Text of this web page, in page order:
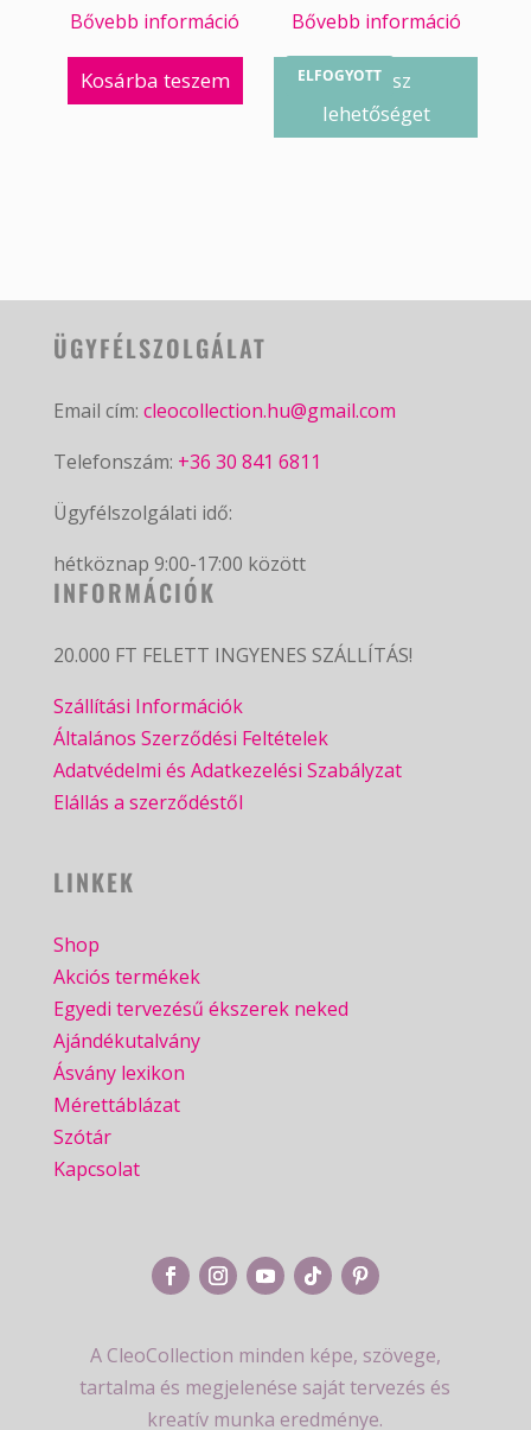
Bővebb információ
Kosárba teszem ELFOGYOTT
Bővebb információ
Válassz
lehetőséget
ÜGYFÉLSZOLGÁLAT
Email cím: cleocollection.hu@gmail.com
Telefonszám: +36 30 841 6811
Ügyfélszolgálati idő:
hétköznap 9:00-17:00 között
INFORMÁCIÓK
20.000 FT FELETT INGYENES SZÁLLÍTÁS!
Szállítási Információk
Általános Szerződési Feltételek
Adatvédelmi és Adatkezelési Szabályzat
Elállás a szerződéstől
LINKEK
Shop
Akciós termékek
Egyedi tervezésű ékszerek neked
Ajándékutalvány
Ásvány lexikon
Mérettáblázat
Szótár
Kapcsolat
A CleoCollection minden képe, szövege,
tartalma és megjelenése saját tervezés és
kreatív munka eredménye.